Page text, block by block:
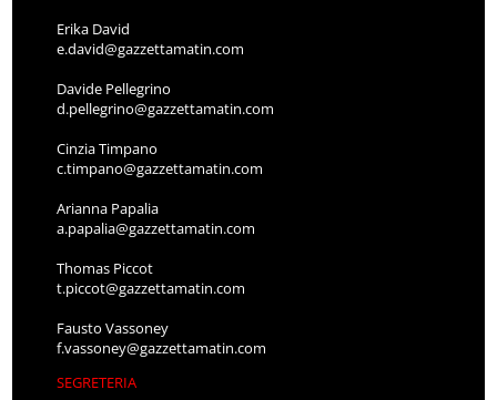
Erika David
e.david@gazzettamatin.com
Davide Pellegrino
d.pellegrino@gazzettamatin.com
Cinzia Timpano
c.timpano@gazzettamatin.com
Arianna Papalia
a.papalia@gazzettamatin.com
Thomas Piccot
t.piccot@gazzettamatin.com
Fausto Vassoney
f.vassoney@gazzettamatin.com
SEGRETERIA